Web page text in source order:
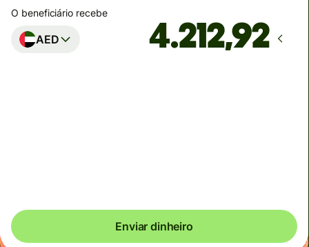
O beneficiário recebe
AED
Enviar dinheiro